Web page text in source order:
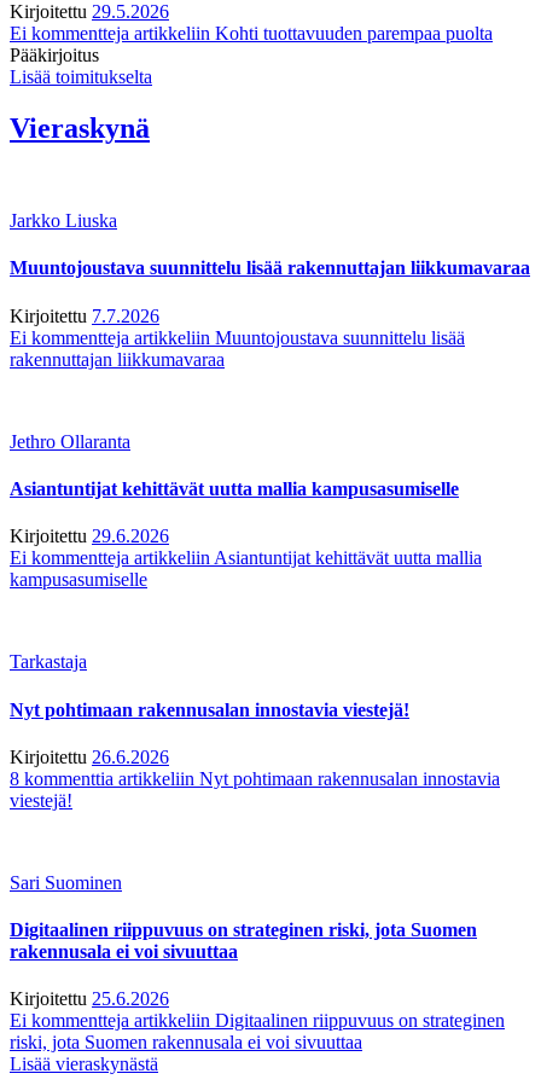
Kirjoitettu 29.5.2026
Ei kommentteja artikkeliin Kohti tuottavuuden parempaa puolta
Pääkirjoitus
Lisää toimitukselta
Vieraskynä
Jarkko Liuska
Muuntojoustava suunnittelu lisää rakennuttajan liikkumavaraa
Kirjoitettu 7.7.2026
Ei kommentteja artikkeliin Muuntojoustava suunnittelu lisää
rakennuttajan liikkumavaraa
Jethro Ollaranta
Asiantuntijat kehittävät uutta mallia kampusasumiselle
Kirjoitettu 29.6.2026
Ei kommentteja artikkeliin Asiantuntijat kehittävät uutta mallia
kampusasumiselle
Tarkastaja
Nyt pohtimaan rakennusalan innostavia viestejä!
Kirjoitettu 26.6.2026
8 kommenttia artikkeliin Nyt pohtimaan rakennusalan innostavia
viestejä!
Sari Suominen
Digitaalinen riippuvuus on strateginen riski, jota Suomen
rakennusala ei voi sivuuttaa
Kirjoitettu 25.6.2026
Ei kommentteja artikkeliin Digitaalinen riippuvuus on strateginen
riski, jota Suomen rakennusala ei voi sivuuttaa
Lisää vieraskynästä